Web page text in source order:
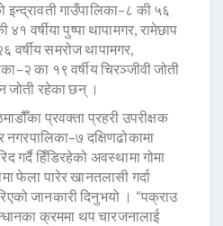
इन्द्रावती गाउँपालिका–८ की ५६
४१ वर्षीया पुष्पा थापामगर, रामेछाप
वर्षीय समरोज थापामगर,
का १९ वर्षीय चिरञ्जीवी जोती
जोती रहेका छन् ।
प्रवक्ता प्रहरी उपरीक्षक
दक्षिणढोकामा
गर्दै हिँडिरहेको अवस्थामा गोमा
फेला पारेर खानतलासी गर्दा
जानकारी दिनुभयो । “पक्राउ
क्रममा थप चारजनालाई